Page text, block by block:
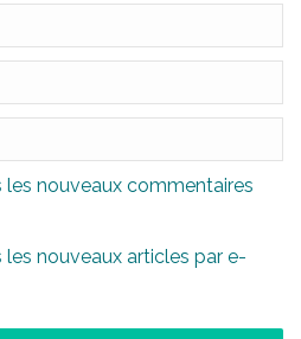
nouveaux commentaires
nouveaux articles par e-